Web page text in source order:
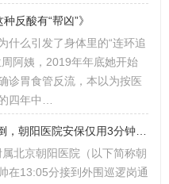
反酸有“帮凶”》
什么引发了身体里的“连环追
阿姨，2019年年底她开始
诊胃食管反流，本以为按医
四年中…
北京朝阳医院（以下简称朝
在13:05分接到外围巡逻岗通